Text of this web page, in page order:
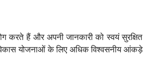
करते हैं और अपनी जानकारी को स्वयं सुरक्षित
योजनाओं के लिए अधिक विश्वसनीय आंकड़े